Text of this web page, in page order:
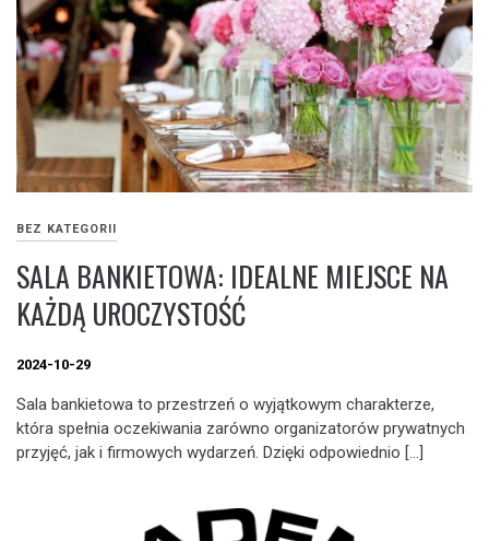
BEZ KATEGORII
SALA BANKIETOWA: IDEALNE MIEJSCE NA
KAŻDĄ UROCZYSTOŚĆ
2024-10-29
Sala bankietowa to przestrzeń o wyjątkowym charakterze,
która spełnia oczekiwania zarówno organizatorów prywatnych
przyjęć, jak i firmowych wydarzeń. Dzięki odpowiednio […]